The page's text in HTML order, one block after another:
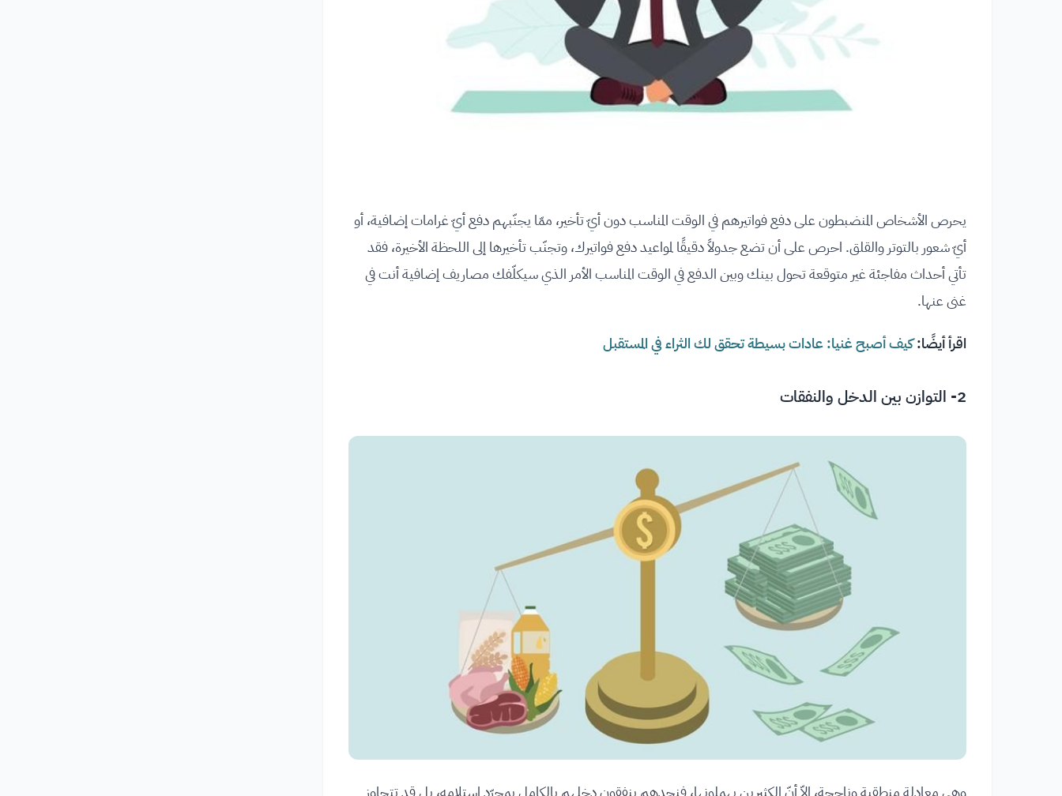
يحرص الأشخاص المنضبطون على دفع فواتيرهم في الوقت المناسب دون أيّ تأخير، ممّا يجنّبهم دفع أيّ غرامات إضافية، أو
أيّ شعور بالتوتر والقلق. احرص على أن تضع جدولاً دقيقًا لمواعيد دفع فواتيرك، وتجنّب تأخيرها إلى اللحظة الأخيرة، فقد
تأتي أحداث مفاجئة غير متوقعة تحول بينك وبين الدفع في الوقت المناسب الأمر الذي سيكلّفك مصاريف إضافية أنت في
غنى عنها.
اقرأ أيضًا:كيف أصبح غنيا: عادات بسيطة تحقق لك الثراء في المستقبل
2- التوازن بين الدخل والنفقات